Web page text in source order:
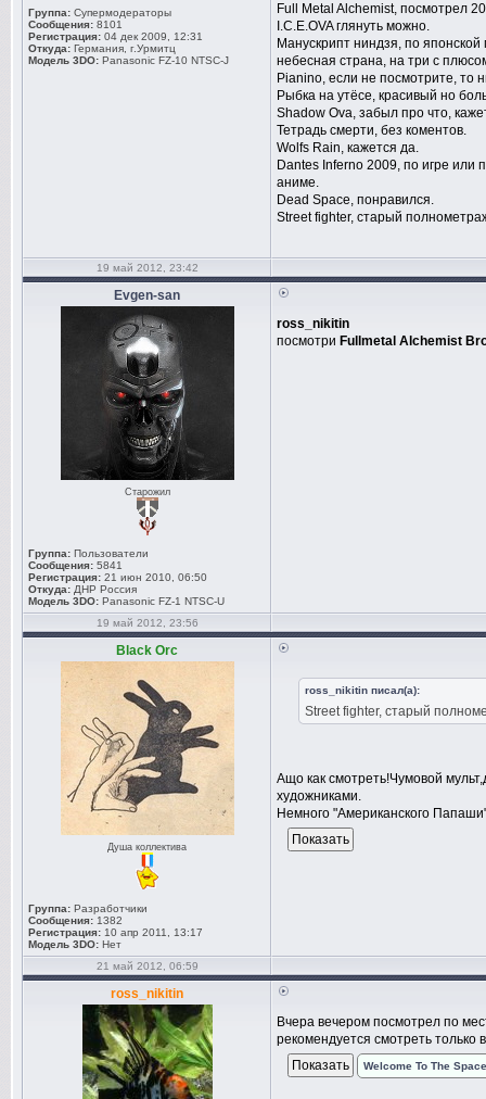
Группа: Супермодераторы
Сообщения: 8101
Регистрация: 04 дек 2009, 12:31
Откуда: Германия, г.Урмитц
Модель 3DO: Panasonic FZ-10 NTSC-J
Full Metal Alchemist, посмотрел
I.C.E.OVA глянуть можно.
Манускрипт ниндзя, по
небесная страна, на три с
Pianino, если не посмотрите, то
Рыбка на утёсе, красивый но
Shadow Ova, забыл про что,
Тетрадь смерти, без коментов.
Wolfs Rain, кажется да.
Dantes Inferno 2009, по игре или
аниме.
Dead Space, понравился.
Street fighter, старый
19 май 2012, 23:42
Evgen-san
Старожил
Группа: Пользователи
Сообщения: 5841
Регистрация: 21 июн 2010, 06:50
Откуда: ДНР Россия
Модель 3DO: Panasonic FZ-1 NTSC-U
ross_nikitin
посмотри Fullmetal Alchemist
19 май 2012, 23:56
Black Orc
Душа коллектива
Группа: Разработчики
Сообщения: 1382
Регистрация: 10 апр 2011, 13:17
Модель 3DO: Нет
ross_nikitin писал(а):
Street fighter, старый
Ащо как смотреть!Чумовой
художниками.
Немного "Американского
21 май 2012, 06:59
ross_nikitin
Вчера вечером посмотрел по
рекомендуется смотреть только
Welcome To The